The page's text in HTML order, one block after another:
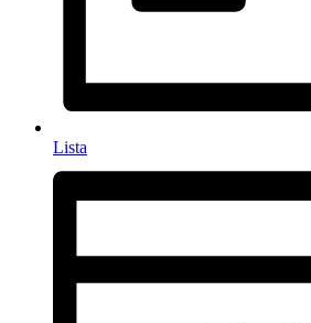
Lista